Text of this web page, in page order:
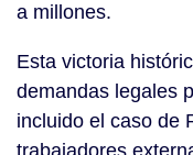
a millones.
Esta victoria
demandas legales
incluido el caso de